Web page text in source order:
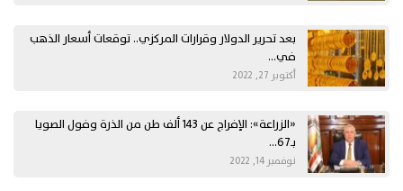
بعد تحرير الدولار وقرارات المركزي.. توقعات أسعار الذهب
في…
أكتوبر 27, 2022
«الزراعة»: الإفراج عن 143 ألف طن من الذرة وفول الصويا
بـ67…
نوفمبر 14, 2022